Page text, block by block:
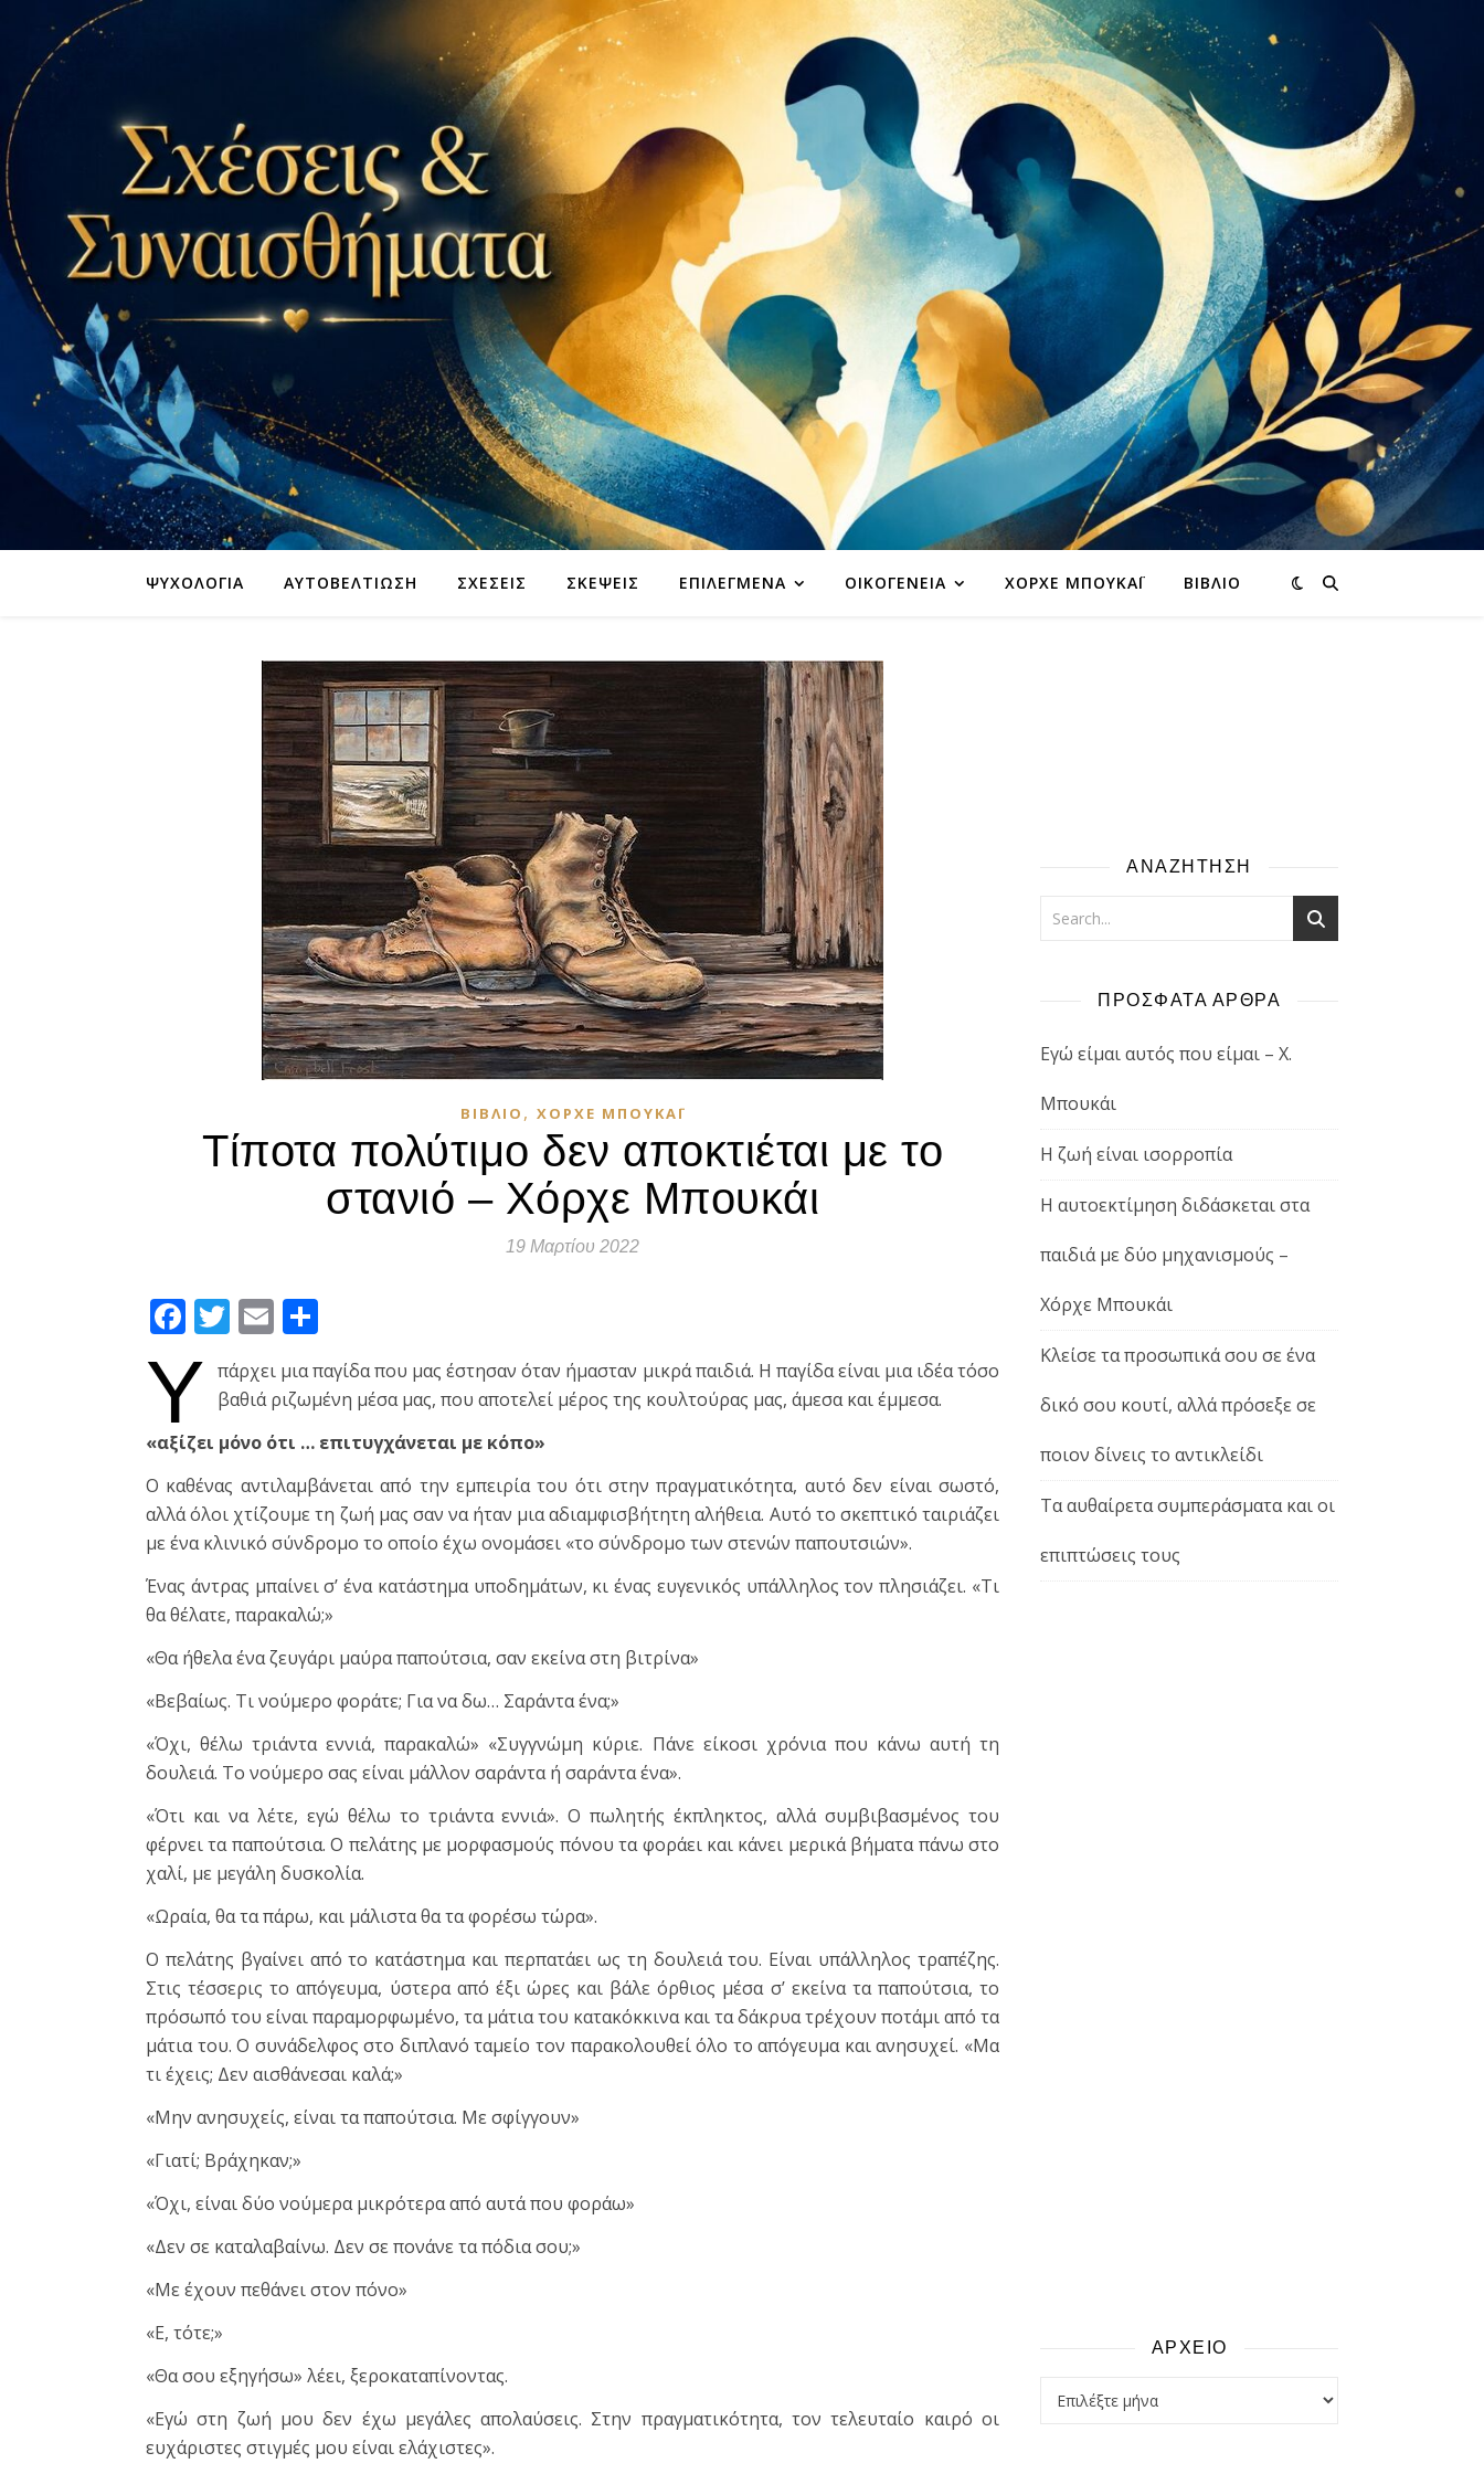
ΨΥΧΟΛΟΓΊΑ ΑΥΤΟΒΕΛΤΊΩΣΗ ΣΧΈΣΕΙΣ ΣΚΈΨΕΙΣ ΕΠΙΛΕΓΜΈΝΑ ΟΙΚΟΓΈΝΕΙΑ ΧΌΡΧΕ ΜΠΟΥΚΆΙ ΒΙΒΛΊΟ
ΒΙΒΛΊΟ , ΧΌΡΧΕ ΜΠΟΥΚΆΙ
Τίποτα πολύτιμο δεν αποκτιέται με το
στανιό – Χόρχε Μπουκάι
19 Μαρτίου 2022
Facebook
Twitter
Email
Υ πάρχει μια παγίδα που μας έστησαν όταν ήμασταν μικρά παιδιά. Η παγίδα είναι μια ιδέα τόσο
βαθιά ριζωμένη μέσα μας, που αποτελεί μέρος της κουλτούρας μας, άμεσα και έμμεσα.
«αξίζει μόνο ότι … επιτυγχάνεται με κόπο»
Ο καθένας αντιλαμβάνεται από την εμπειρία του ότι στην πραγματικότητα, αυτό δεν είναι σωστό,
αλλά όλοι χτίζουμε τη ζωή μας σαν να ήταν μια αδιαμφισβήτητη αλήθεια. Αυτό το σκεπτικό ταιριάζει
με ένα κλινικό σύνδρομο το οποίο έχω ονομάσει «το σύνδρομο των στενών παπουτσιών».
Ένας άντρας μπαίνει σ’ ένα κατάστημα υποδημάτων, κι ένας ευγενικός υπάλληλος τον πλησιάζει. «Τι
θα θέλατε, παρακαλώ;»
«Θα ήθελα ένα ζευγάρι μαύρα παπούτσια, σαν εκείνα στη βιτρίνα»
«Βεβαίως. Τι νούμερο φοράτε; Για να δω… Σαράντα ένα;»
«Όχι, θέλω τριάντα εννιά, παρακαλώ» «Συγγνώμη κύριε. Πάνε είκοσι χρόνια που κάνω αυτή τη
δουλειά. Το νούμερο σας είναι μάλλον σαράντα ή σαράντα ένα».
«Ότι και να λέτε, εγώ θέλω το τριάντα εννιά». Ο πωλητής έκπληκτος, αλλά συμβιβασμένος του
φέρνει τα παπούτσια. Ο πελάτης με μορφασμούς πόνου τα φοράει και κάνει μερικά βήματα πάνω στο
χαλί, με μεγάλη δυσκολία.
«Ωραία, θα τα πάρω, και μάλιστα θα τα φορέσω τώρα».
Ο πελάτης βγαίνει από το κατάστημα και περπατάει ως τη δουλειά του. Είναι υπάλληλος τραπέζης.
Στις τέσσερις το απόγευμα, ύστερα από έξι ώρες και βάλε όρθιος μέσα σ’ εκείνα τα παπούτσια, το
πρόσωπό του είναι παραμορφωμένο, τα μάτια του κατακόκκινα και τα δάκρυα τρέχουν ποτάμι από τα
μάτια του. Ο συνάδελφος στο διπλανό ταμείο τον παρακολουθεί όλο το απόγευμα και ανησυχεί. «Μα
τι έχεις; Δεν αισθάνεσαι καλά;»
«Μην ανησυχείς, είναι τα παπούτσια. Με σφίγγουν»
«Γιατί; Βράχηκαν;»
«Όχι, είναι δύο νούμερα μικρότερα από αυτά που φοράω»
«Δεν σε καταλαβαίνω. Δεν σε πονάνε τα πόδια σου;»
«Με έχουν πεθάνει στον πόνο»
«Ε, τότε;»
«Θα σου εξηγήσω» λέει, ξεροκαταπίνοντας.
«Εγώ στη ζωή μου δεν έχω μεγάλες απολαύσεις. Στην πραγματικότητα, τον τελευταίο καιρό οι
ευχάριστες στιγμές μου είναι ελάχιστες».
ΑΝΑΖΗΤΗΣΗ
ΠΡΟΣΦΑΤΑ ΑΡΘΡΑ
Εγώ είμαι αυτός που είμαι – Χ.
Μπουκάι
Η ζωή είναι ισορροπία
Η αυτοεκτίμηση διδάσκεται στα
παιδιά με δύο μηχανισμούς –
Χόρχε Μπουκάι
Κλείσε τα προσωπικά σου σε ένα
δικό σου κουτί, αλλά πρόσεξε σε
ποιον δίνεις το αντικλείδι
Τα αυθαίρετα συμπεράσματα και οι
επιπτώσεις τους
ΑΡΧΕΙΟ